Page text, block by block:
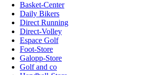
Basket-Center
Daily Bikers
Direct Running
Direct-Volley
Espace Golf
Foot-Store
Galopp-Store
Golf and co